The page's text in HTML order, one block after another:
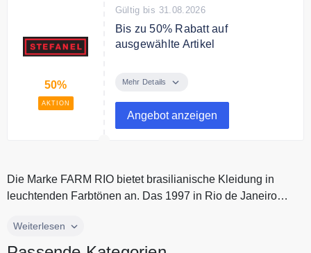
50%
AKTION
Gültig bis 31.08.2026
Bis zu 50% Rabatt auf
ausgewählte Artikel
ausgewählte Artikel im Outlet
Mehr Details
Angebot anzeigen
Die Marke FARM RIO bietet brasilianische Kleidung in
leuchtenden Farbtönen an. Das 1997 in Rio de Janeiro
Die Marke FARM RIO bietet brasilianische Kleidung in
Weiterlesen